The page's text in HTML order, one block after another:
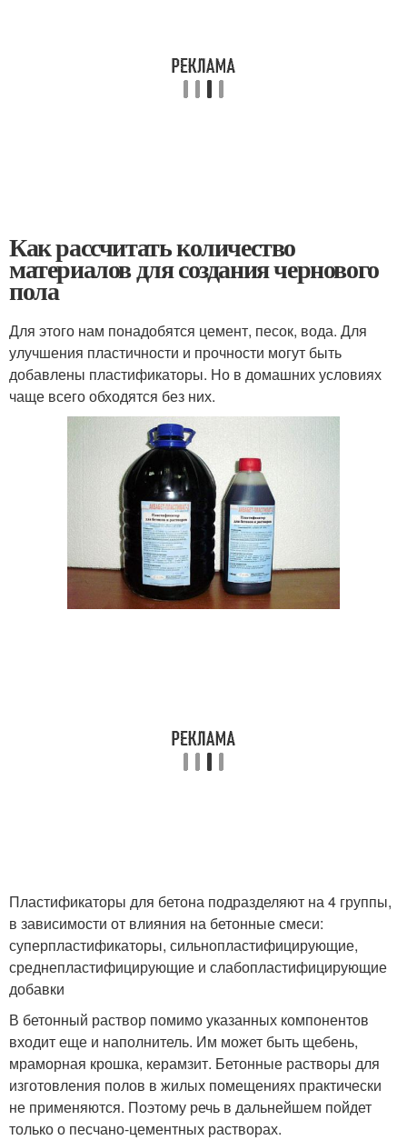
Как рассчитать количество
материалов для создания чернового
пола
Для этого нам понадобятся цемент, песок, вода. Для
улучшения пластичности и прочности могут быть
добавлены пластификаторы. Но в домашних условиях
чаще всего обходятся без них.
Пластификаторы для бетона подразделяют на 4 группы,
в зависимости от влияния на бетонные смеси:
суперпластификаторы, сильнопластифицирующие,
среднепластифицирующие и слабопластифицирующие
добавки
В бетонный раствор помимо указанных компонентов
входит еще и наполнитель. Им может быть щебень,
мраморная крошка, керамзит. Бетонные растворы для
изготовления полов в жилых помещениях практически
не применяются. Поэтому речь в дальнейшем пойдет
только о песчано-цементных растворах.